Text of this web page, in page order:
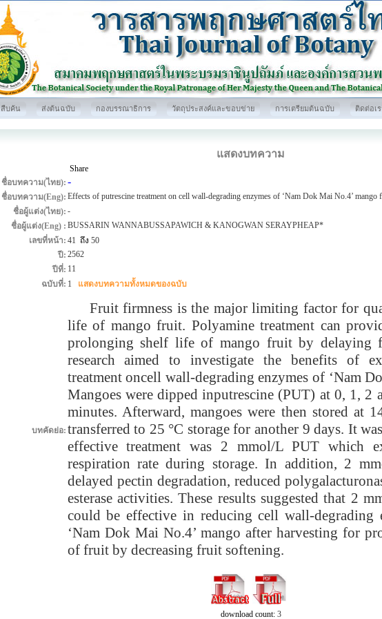
สืบค้น ส่งต้นฉบับ กองบรรณาธิการ วัตถุประสงค์และขอบข่าย การเตรียมต้นฉบับ ติดต่อเร
แสดงบทความ
Share
ชื่อบทความ(ไทย): -
ชื่อบทความ(Eng): Effects of putrescine treatment on cell wall-degrading enzymes of ‘Nam Dok Mai No.4’ mango
ชื่อผู้แต่ง(ไทย): -
ชื่อผู้แต่ง(Eng) : BUSSARIN WANNABUSSAPAWICH & KANOGWAN SERAYPHEAP*
เลขที่หน้า: 41 ถึง 50
ปี: 2562
ปีที่: 11
ฉบับที่: 1 แสดงบทความทั้งหมดของฉบับ
บทคัดย่อ:
Fruit firmness is the major limiting factor for
life of mango fruit. Polyamine treatment can
prolonging shelf life of mango fruit by delaying
research aimed to investigate the benefits of
treatment oncell wall-degrading enzymes of ‘Nam
Mangoes were dipped inputrescine (PUT) at 0, 1, 2
minutes. Afterward, mangoes were then stored at
transferred to 25 °C storage for another 9 days. It
effective treatment was 2 mmol/L PUT which
respiration rate during storage. In addition, 2
delayed pectin degradation, reduced
esterase activities. These results suggested that 2
could be effective in reducing cell wall-degrading
‘Nam Dok Mai No.4’ mango after harvesting for
of fruit by decreasing fruit softening.
download count: 3